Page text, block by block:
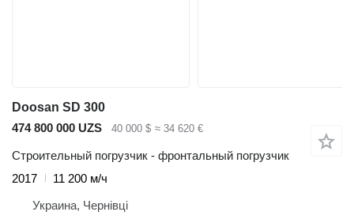
Doosan SD 300
474 800 000 UZS
40 000 $ ≈ 34 620 €
Строительный погрузчик - фронтальный погрузчик
2017
11 200 м/ч
Украина, Чернівці